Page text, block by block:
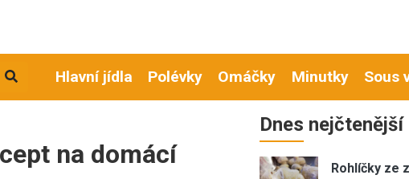
Hlavní jídla Polévky Omáčky Minutky Sous
na domácí
Dnes nejčtenější
Rohlíčky ze